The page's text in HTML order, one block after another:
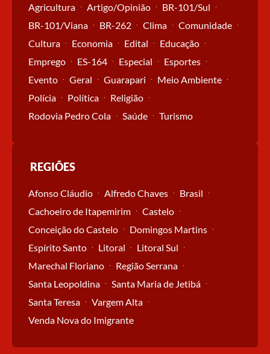
Agricultura Artigo/Opinião
BR-101/Sul
BR-101/Viana
BR-262 Clima
Comunidade
Cultura
Economia Edital
Educação
Emprego
ES-164 Especial
Esportes
Evento
Geral Guarapari
Meio Ambiente
Polícia
Política
Religião
Rodovia Pedro Cola
Saúde Turismo
REGIÕES
Afonso Cláudio Alfredo Chaves
Brasil
Cachoeiro de Itapemirim
Castelo
Conceição do Castelo
Domingos Martins
Espírito Santo
Litoral
Litoral Sul
Marechal Floriano
Região Serrana
Santa Leopoldina
Santa Maria de Jetibá
Santa Teresa
Vargem Alta
Venda Nova do Imigrante